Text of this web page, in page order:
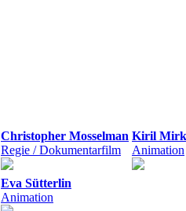
Christopher Mosselman
Regie / Dokumentarfilm
Kiril
Animation
Eva Sütterlin
Animation